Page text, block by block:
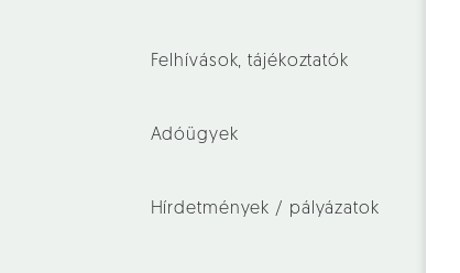
Felhívások, tájékoztatók
Adóügyek
Hírdetmények / pályázatok